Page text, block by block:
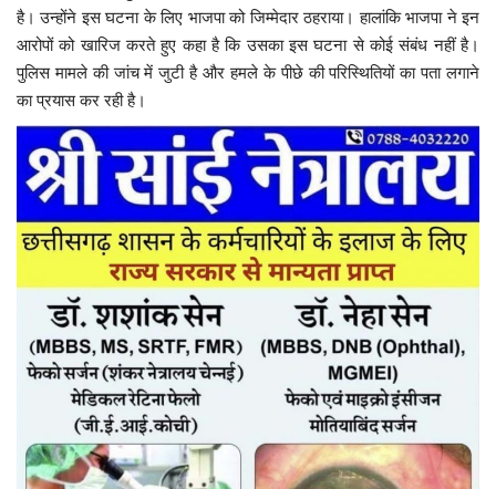
है। उन्होंने इस घटना के लिए भाजपाको जिम्मेदार ठहराया। हालांकि भाजपा ने इन
आरोपों को खारिज करते हुए कहा है कि उसका इस घटना से कोई संबंध नहीं है।
पुलिस मामले की जांच में जुटी है और हमले के पीछे की परिस्थितियों का पता लगाने
का प्रयास कर रही है।